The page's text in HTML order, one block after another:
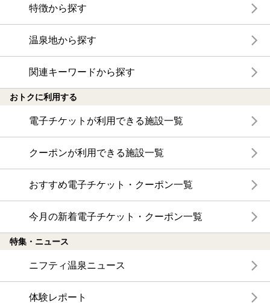
特徴から探す
温泉地から探す
関連キーワードから探す
おトクに利用する
電子チケットが利用できる施設一覧
クーポンが利用できる施設一覧
おすすめ電子チケット・クーポン一覧
今月の新着電子チケット・クーポン一覧
特集・ニュース
ニフティ温泉ニュース
体験レポート